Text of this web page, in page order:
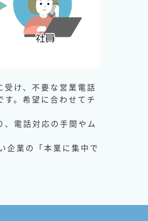
け、不要な営業電話
。希望に合わせてチ
電話対応の手間やム
企業の「本業に集中で